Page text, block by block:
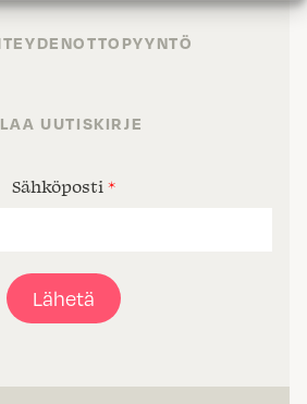
UUTISKIRJE
Sähköposti *
Lähetä